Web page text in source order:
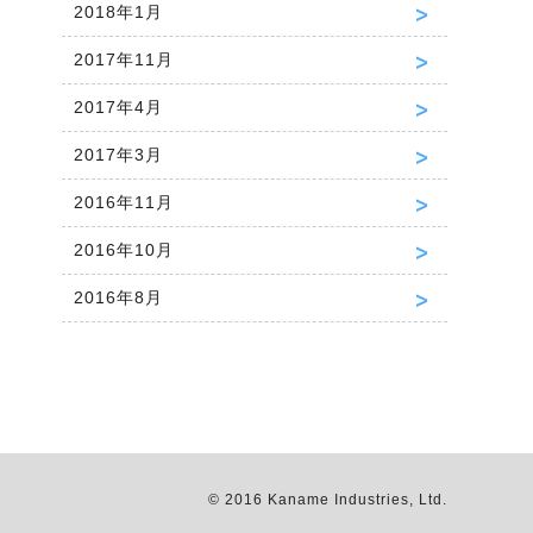
2018年1月
2017年11月
2017年4月
2017年3月
2016年11月
2016年10月
2016年8月
© 2016 Kaname Industries, Ltd.